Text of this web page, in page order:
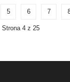
5 6 7
Strona 4 z 25